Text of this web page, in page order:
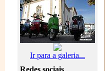
Ir para a galeria...
Redes sociais